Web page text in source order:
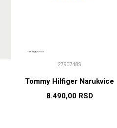
2790748S
Tommy Hilfiger Narukvice
8.490,00 RSD